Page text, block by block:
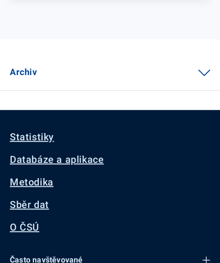
Archiv
Statistiky
Databáze a aplikace
Metodika
Sběr dat
O ČSÚ
Často navštěvované